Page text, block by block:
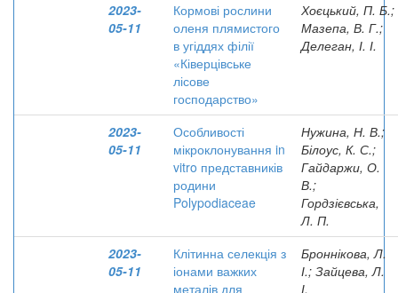
2023-
05-11
Кормові рослини
оленя плямистого
в угіддях філії
«Ківерцівське
лісове
господарство»
Хоєцький, П. Б.;
Мазепа, В. Г.;
Делеган, І. І.
2023-
05-11
Особливості
мікроклонування in
vitro представників
родини
Polypodiaceae
Нужина, Н. В.;
Білоус, К. С.;
Гайдаржи, О.
В.;
Гордзієвська,
Л. П.
2023-
05-11
Клітинна селекція з
іонами важких
металів для
Броннікова, Л.
І.; Зайцева, Л.
І.